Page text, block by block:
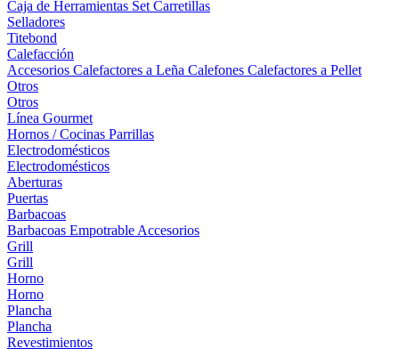
Caja de Herramientas Set Carretillas
Selladores
Titebond
Calefacción
Accesorios Calefactores a Leña Calefones Calefactores a Pellet
Otros
Otros
Línea Gourmet
Hornos / Cocinas Parrillas
Electrodomésticos
Electrodomésticos
Aberturas
Puertas
Barbacoas
Barbacoas Empotrable Accesorios
Grill
Grill
Horno
Horno
Plancha
Plancha
Revestimientos